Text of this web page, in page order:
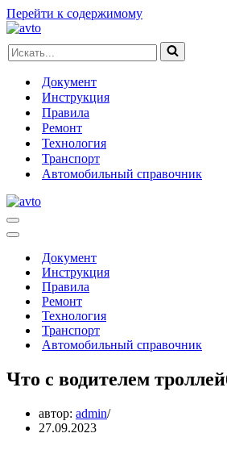
Перейти к содержимому
Искать...
Документ
Инструкция
Правила
Ремонт
Технология
Транспорт
Автомобильный справочник
Меню
навигации
Меню
навигацииДокумент
Инструкция
Правила
Ремонт
Технология
Транспорт
Автомобильный справочник
Что с водителем
автор: admin
27.09.2023